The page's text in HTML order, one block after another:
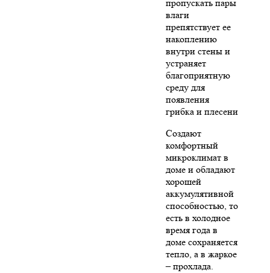
пропускать пары
влаги
препятствует ее
накоплению
внутри стены и
устраняет
благоприятную
среду для
появления
грибка и плесени
Создают
комфортный
микроклимат в
доме и обладают
хорошей
аккумулятивной
способностью, то
есть в холодное
время года в
доме сохраняется
тепло, а в жаркое
– прохлада.